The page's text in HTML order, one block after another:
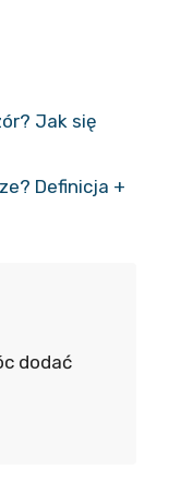
Jak się
Definicja +
dodać